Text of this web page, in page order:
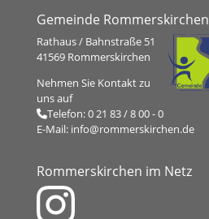
Gemeinde Rommerskirchen
Rathaus / Bahnstraße 51
41569 Rommerskirchen
Nehmen Sie Kontakt zu
uns auf
Telefon:0 21 83 / 8 00 - 0
E-Mail: info@rommerskirchen.de
Rommerskirchen im Netz